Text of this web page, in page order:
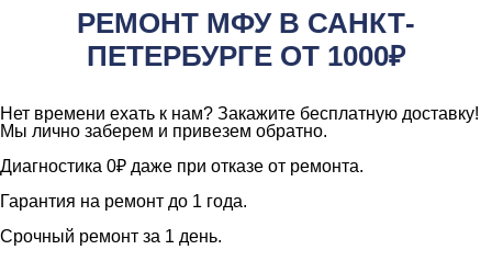
РЕМОНТ МФУ В САНКТ-
ПЕТЕРБУРГЕ ОТ 1000₽
Нет времени ехать к нам? Закажите бесплатную доставку!
Мы лично заберем и привезем обратно.
Диагностика 0₽ даже при отказе от ремонта.
Гарантия на ремонт до 1 года.
Срочный ремонт за 1 день.